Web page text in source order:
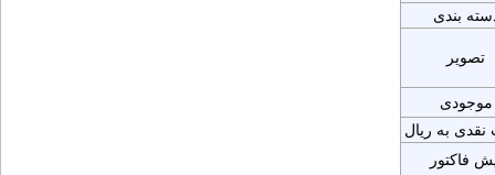
بندی
تصویر
موجودی
به ریال
فاکتور